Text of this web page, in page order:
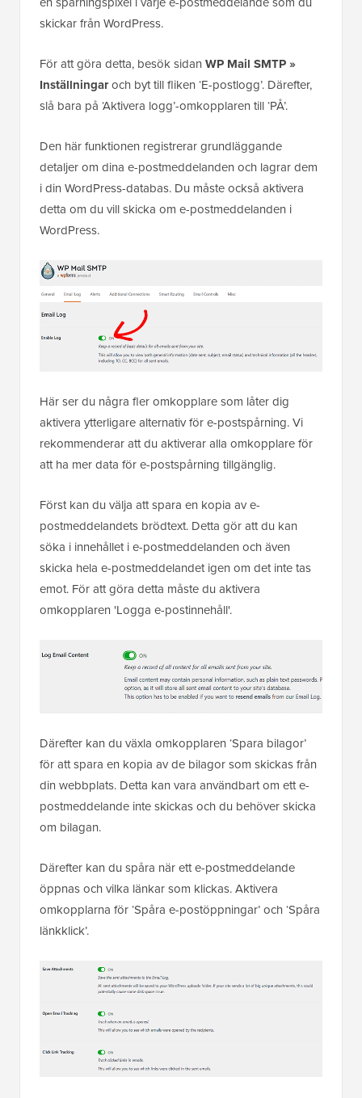
skickar från WordPress.
För att göra detta, besök sidan WP Mail SMTP »
Inställningaroch byt till fliken ‘E-postlogg’. Därefter,
slå bara på ‘Aktivera logg’-omkopplaren till ‘PÅ’.
Den här funktionen registrerar grundläggande
detaljer om dina e-postmeddelanden och lagrar dem
i din WordPress-databas. Du måste också aktivera
detta om du vill skicka om e-postmeddelanden i
WordPress.
Här ser du några fler omkopplare som låter dig
aktivera ytterligare alternativ för e-postspårning. Vi
rekommenderar att du aktiverar alla omkopplare för
att ha mer data för e-postspårning tillgänglig.
Först kan du välja att spara en kopia av e-
postmeddelandets brödtext. Detta gör att du kan
söka i innehållet i e-postmeddelanden och även
skicka hela e-postmeddelandet igen om det inte tas
emot. För att göra detta måste du aktivera
omkopplaren 'Logga e-postinnehåll'.
Därefter kan du växla omkopplaren ‘Spara bilagor’
för att spara en kopia av de bilagor som skickas från
din webbplats. Detta kan vara användbart om ett e-
postmeddelande inte skickas och du behöver skicka
om bilagan.
Därefter kan du spåra när ett e-postmeddelande
öppnas och vilka länkar som klickas. Aktivera
omkopplarna för ‘Spåra e-postöppningar’ och ‘Spåra
länkklick’.